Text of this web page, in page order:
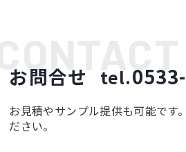
お問合せ tel.
お見積やサンプル提供も可能です
ださい。